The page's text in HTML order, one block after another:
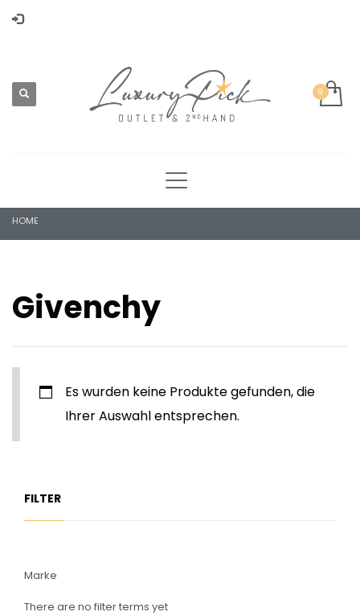
HOME
Givenchy
Es wurden keine Produkte gefunden, die
Ihrer Auswahl entsprechen.
FILTER
Marke
There are no filter terms yet